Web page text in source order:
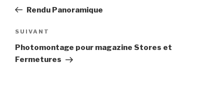
l’article
précédent
Rendu Panoramique
Article
suivant
SUIVANT
Photomontage pour magazine Stores et
Fermetures